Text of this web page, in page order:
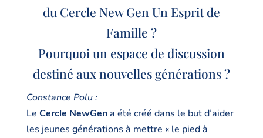
du Cercle New Gen Un Esprit de
Famille ?
Pourquoi un espace de discussion
destiné aux nouvelles générations ?
Constance Polu :
Le Cercle NewGena été créé dans le but d’aider
les jeunes générations à mettre « le pied à